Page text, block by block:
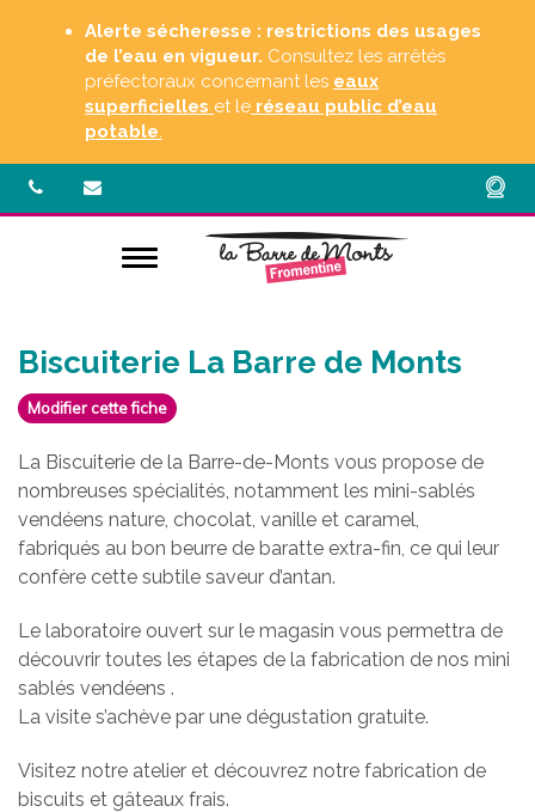
Alerte sécheresse : restrictions des usages
de l’eau en vigueur. Consultez les arrêtés
préfectoraux concernant les eaux
superficielles et le réseau public d’eau
potable.
Aller à la navigation
Biscuiterie La Barre de Monts
Modifier cette fiche
La Biscuiterie de la Barre-de-Monts vous propose de
nombreuses spécialités, notamment les mini-sablés
vendéens nature, chocolat, vanille et caramel,
fabriqués au bon beurre de baratte extra-fin, ce qui leur
confère cette subtile saveur d’antan.
Le laboratoire ouvert sur le magasin vous permettra de
découvrir toutes les étapes de la fabrication de nos mini
sablés vendéens .
La visite s’achève par une dégustation gratuite.
Visitez notre atelier et découvrez notre fabrication de
biscuits et gâteaux frais.